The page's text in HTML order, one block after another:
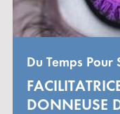
Du Temps Pour
DONNEUSE